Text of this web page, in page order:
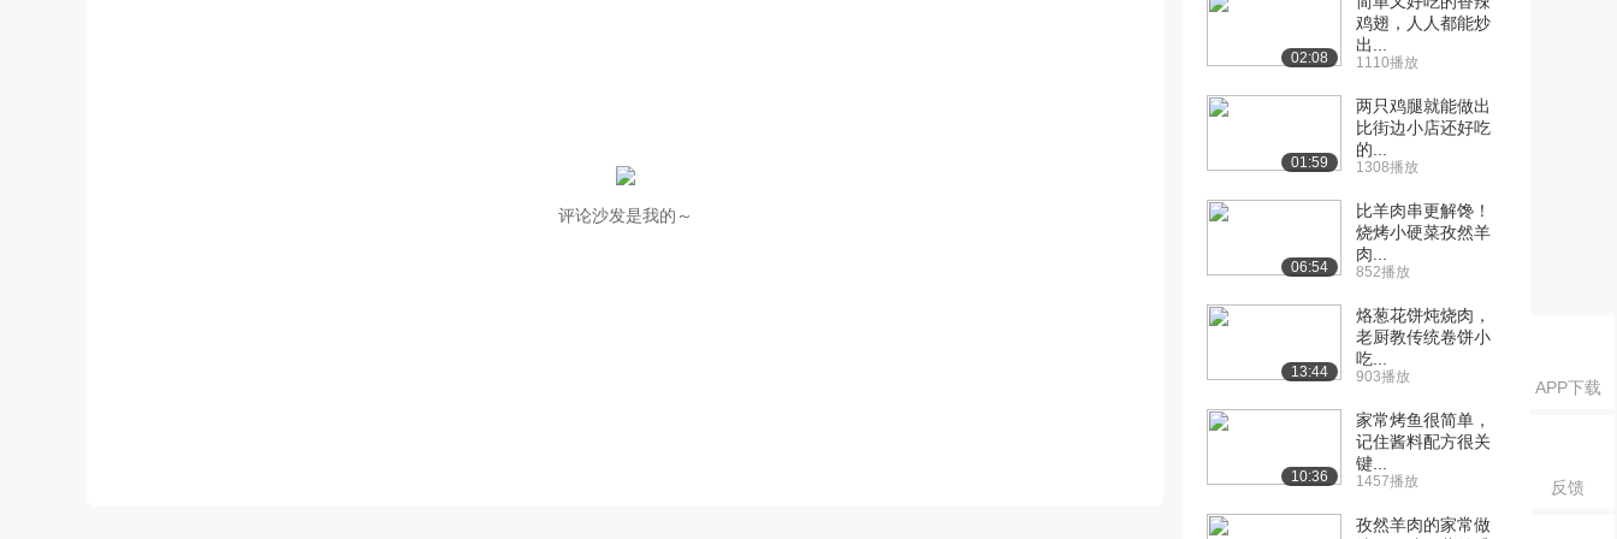
APP下载
反馈
评论沙发是我的～
02:08
鸡翅，人人都能炒
出...
1110播放
01:59
两只鸡腿就能做出
比街边小店还好吃
的...
1308播放
06:54
比羊肉串更解馋！
烧烤小硬菜孜然羊
肉...
852播放
13:44
烙葱花饼炖烧肉，
老厨教传统卷饼小
吃...
903播放
10:36
家常烤鱼很简单，
记住酱料配方很关
键...
1457播放
孜然羊肉的家常做